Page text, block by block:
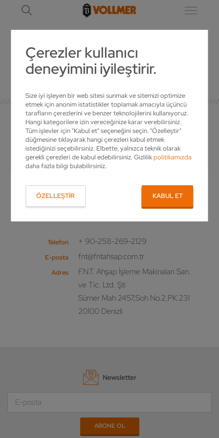
Çerezler kullanıcı
deneyimini iyileştirir.
Size iyi işleyen bir web sitesi sunmak ve sitemizi optimize
etmek için anonim istatistikler toplamak amacıyla üçüncü
tarafların çerezlerini ve benzer teknolojilerini kullanıyoruz.
Hangi kategorilere izin vereceğinize karar verebilirsiniz.
Tüm işlevler için "Kabul et" seçeneğini seçin. "Özelleştir"
düğmesine tıklayarak hangi çerezleri kabul etmek
istediğinizi seçebilirsiniz. Elbette, yalnızca teknik olarak
gerekli çerezleri de kabul edebilirsiniz. Gizlilikpolitikamızda
daha fazla bilgi bulabilirsiniz.
ÖZELLEŞTIR KABUL ET
AYRINTI
İLGILI KIŞI
Ürünlerimiz hakkında daha fazlasını öğrenmek
ister misiniz ya da size özel bir teklif
hazırlanmasını mı istiyorsunuz? O zaman bizi
Telefon + 90-258-269-2129
E-posta fnt@fntahsap.com.tr
Adres
F.N.T. Ahşap İşleme Makinaları San.
ve Tic. Ltd. Şti
Sümer Mah 2457,Soh No.2,PK.231
20100 Denizli
Newsletter